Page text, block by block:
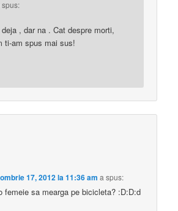
spus:
, dar na . Cat despre morti,
ti-am spus mai sus!
17, 2012 la 11:36 am a spus:
femeie sa mearga pe bicicleta? :D:D:d